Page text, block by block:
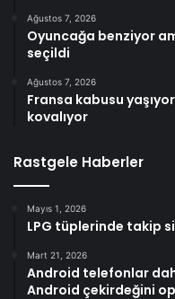
Ağustos 7, 2026
Oyuncağa benziyor
seçildi
Ağustos 7, 2026
Fransa kabusu
kovalıyor
Rastgele Haberler
Mayıs 1, 2026
LPG tüplerinde takip
Mart 21, 2026
Android telefonlar
Android çekirdeğini